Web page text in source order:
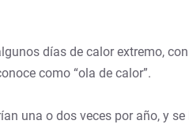
días de calor extremo,
como “ola de calor”.
una o dos veces por año, y